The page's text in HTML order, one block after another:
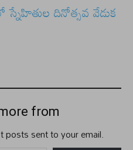
దినోత్సవ వేడుక
from
posts sent to your email.